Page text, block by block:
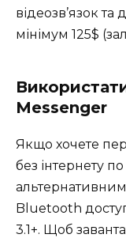
відеозв’язок та
мінімум 125$
Messenger
Якщо хочете
без інтернету
Bluetooth
3.1+. Щоб